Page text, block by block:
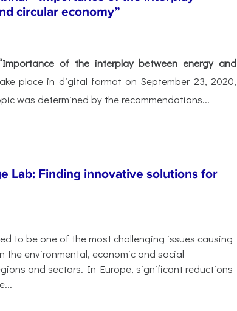
circular economy”
of the interplay between energy and
place in digital format on September 23, 2020,
was determined by the recommendations...
Lab: Finding innovative solutions for
to be one of the most challenging issues causing
the environmental, economic and social
and sectors. In Europe, significant reductions